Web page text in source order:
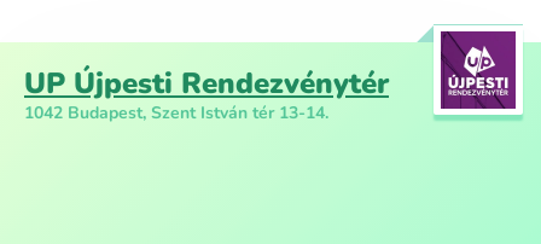
UP Újpesti Rendezvénytér
1042 Budapest, Szent István tér 13-14.